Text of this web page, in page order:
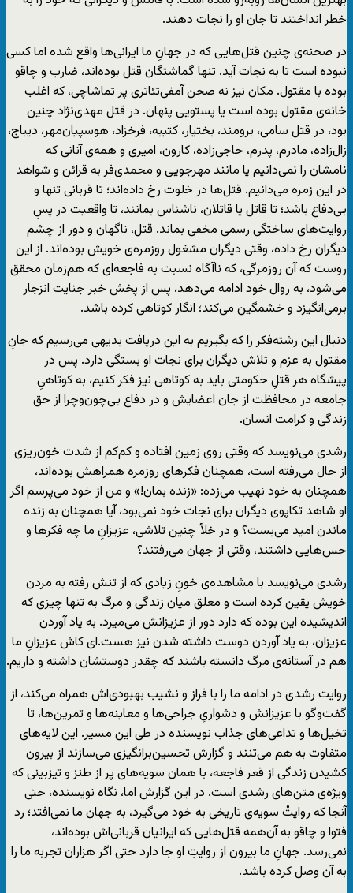
خطر انداختند تا جان او را نجات دهند.
در صحنه‌ی چنین قتل‌هایی که در جهانِ ما ایرانی‌ها واقع شده‌ اما کسی
نبوده است تا به نجات آید. تنها گماشتگان قتل بوده‌اند، ضارب و چاقو
بوده با مقتول. مکان نیز نه صحن آمفی‌تئاتری پر تماشاچی، که اغلب
خانه‌ی مقتول بوده است یا پستویی پنهان. در قتل مهدی‌نژاد چنین
بود، در قتل سامی، برومند، بختیار، کتیبه، فرخزاد، هوسپیان‌مهر، دیباج،
زال‌زاده، مادرم، پدرم، حاجی‌زاده، کارون، امیری و همه‌ی آنانی که
نامشان را نمی‌دانیم یا مانند مهرجویی و محمدی‌فر به قرائن و شواهد
در این زمره می‌دانیم. قتل‌ها در خلوت رخ داده‌اند؛ تا قربانی تنها و
بی‌دفاع باشد؛ تا قاتل یا قاتلان، ناشناس بمانند، تا واقعیت در پسِ
روایت‌های ساختگی رسمی مخفی بماند. قتل، ناگهان و دور از چشم
دیگران رخ داده، وقتی دیگران مشغول روزمره‌ی خویش‌ بوده‌اند. از این
روست که آن روزمرگی، که ناآگاه نسبت به فاجعه‌ای که هم‌زمان محقق
می‌شود، به روال خود ادامه می‌دهد، پس از پخش خبر جنایت انزجار
برمی‌انگیزد و خشمگین می‌کند؛ انگار کوتاهی کرده باشد.
دنبال این رشته‌فکر را که بگیریم به این دریافت بدیهی می‌رسیم که جانِ
مقتول به عزم و تلاش دیگران برای نجات او بستگی دارد. پس در
پیشگاه هر قتلِ حکومتی باید به کوتاهی نیز فکر کنیم، به کوتاهیِ
جامعه در محافظت از جان اعضایش و در دفاع بی‌چون‌وچرا از حق
زندگی و کرامت انسان.
رشدی می‌نویسد که وقتی روی زمین افتاده و کم‌کم از شدت خون‌ریزی
از حال می‌رفته است، همچنان فکرهای روزمره همراهش بوده‌اند،
همچنان به خود نهیب می‌زده: «زنده بمان!» و من از خود می‌پرسم اگر
او شاهد تکاپوی دیگران برای نجات خود نمی‌بود، آیا همچنان به زنده
ماندن امید می‌بست؟ و در خلأ چنین تلاشی، عزیزانِ ما چه فکرها و
حس‌هایی داشتند، وقتی از جهان می‌رفتند؟
رشدی می‌نویسد با مشاهده‌ی خونِ زیادی که از تنش رفته به مردن
خویش یقین کرده است و معلق میان زندگی و مرگ به تنها چیزی که
اندیشیده این بوده که دارد دور از عزیزانش می‌میرد. به یاد آوردن
عزیزان، به یاد آوردن دوست داشته شدن نیز هست.‌ای کاش عزیزانِ ما
هم در آستانه‌ی مرگ دانسته باشند که چقدر دوستشان داشته و داریم.
روایت رشدی در ادامه ما را با فراز و نشیب بهبودی‌اش همراه می‌کند، از
گفت‌وگو با عزیزانش و دشواریِ جراحی‌ها و معاینه‌ها و تمرین‌ها، تا
تخیل‌ها و تداعی‌های جذاب نویسنده در طی این مسیر. این لایه‌های
متفاوت به هم می‌تنند و گزارش تحسین‌برانگیزی می‌سازند از بیرون
کشیدن زندگی از قعر فاجعه، با همان سویه‌های پر از طنز و تیزبینی که
ویژه‌ی متن‌های رشدی است. در این گزارش اما، نگاه نویسنده، حتی
آنجا که روایتْ سویه‌ی تاریخی به خود می‌گیرد، به جهان ما نمی‌افتد؛ رد
فتوا و چاقو به آن‌همه قتل‌هایی که ایرانیان قربانی‌اش بوده‌اند،
نمی‌رسد. جهانِ ما بیرون از روایتِ او جا دارد حتی اگر هزاران تجربه ما را
به آن وصل کرده باشد.